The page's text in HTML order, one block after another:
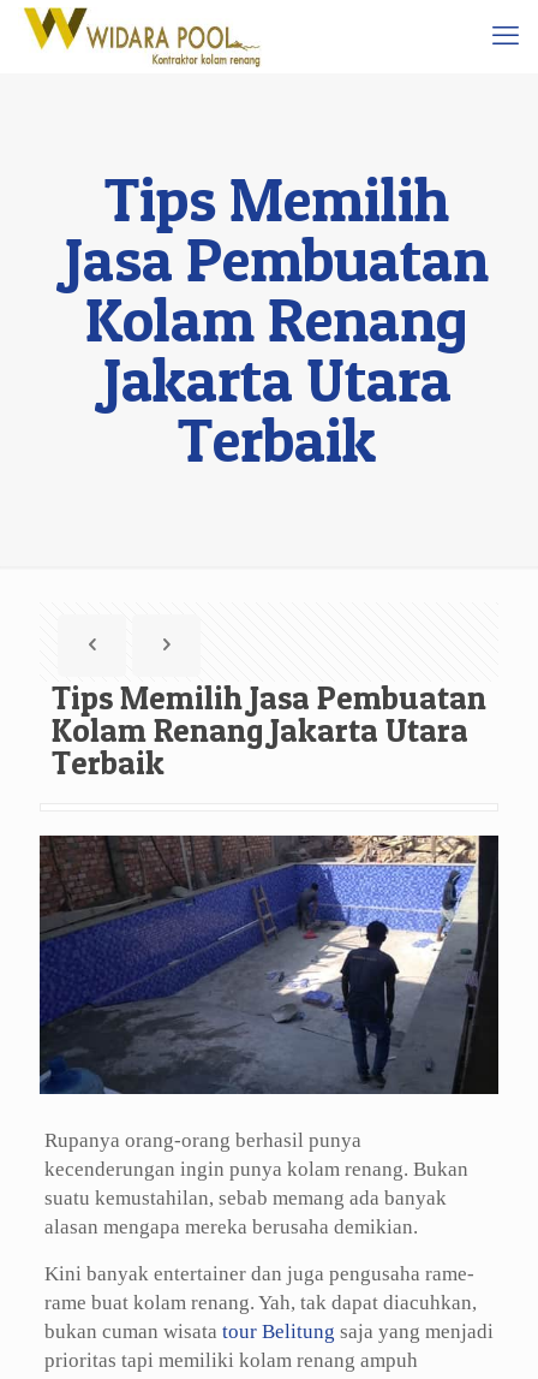
Tips Memilih
Jasa Pembuatan
Kolam Renang
Jakarta Utara
Terbaik
Tips Memilih Jasa Pembuatan
Kolam Renang Jakarta Utara
Terbaik
Rupanya orang-orang berhasil punya
kecenderungan ingin punya kolam renang. Bukan
suatu kemustahilan, sebab memang ada banyak
alasan mengapa mereka berusaha demikian.
Kini banyak entertainer dan juga pengusaha rame-
rame buat kolam renang. Yah, tak dapat diacuhkan,
bukan cuman wisata tour Belitung saja yang menjadi
prioritas tapi memiliki kolam renang ampuh